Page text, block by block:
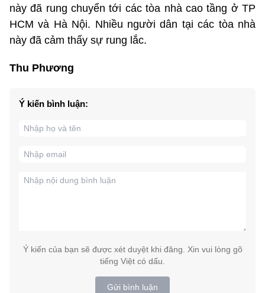
này đã rung chuyển tới các tòa nhà cao tầng ở TP
HCM và Hà Nội. Nhiều người dân tại các tòa nhà
này đã cảm thấy sự rung lắc.
Thu Phương
Ý kiến bình luận:
Ý kiến của bạn sẽ được xét duyệt khi đăng. Xin vui lòng gõ
tiếng Việt có dấu.
Gửi bình luận